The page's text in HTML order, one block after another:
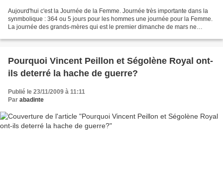
Aujourd'hui c'est la Journée de la Femme. Journée très importante dans la
synmbolique : 364 ou 5 jours pour les hommes une journée pour la Femme.
La journée des grands-mères qui est le premier dimanche de mars ne
Pourquoi Vincent Peillon et Ségolène Royal ont-
ils deterré la hache de guerre?
Publié le 23/11/2009 à 11:11
Par abadinte